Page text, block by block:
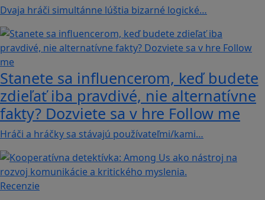
Dvaja hráči simultánne lúštia bizarné logické…
Stanete sa influencerom, keď budete
zdieľať iba pravdivé, nie alternatívne
fakty? Dozviete sa v hre Follow me
Hráči a hráčky sa stávajú používateľmi/kami…
Recenzie